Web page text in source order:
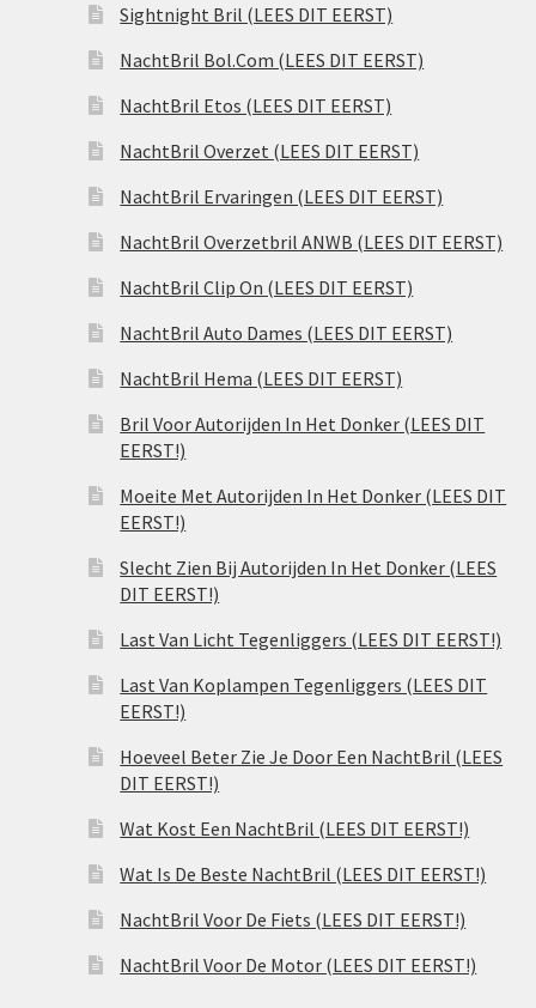
Sightnight Bril (LEES DIT EERST)
NachtBril Bol.Com (LEES DIT EERST)
NachtBril Etos (LEES DIT EERST)
NachtBril Overzet (LEES DIT EERST)
NachtBril Ervaringen (LEES DIT EERST)
NachtBril Overzetbril ANWB (LEES DIT EERST)
NachtBril Clip On (LEES DIT EERST)
NachtBril Auto Dames (LEES DIT EERST)
NachtBril Hema (LEES DIT EERST)
Bril Voor Autorijden In Het Donker (LEES DIT
EERST!)
Moeite Met Autorijden In Het Donker (LEES DIT
EERST!)
Slecht Zien Bij Autorijden In Het Donker (LEES
DIT EERST!)
Last Van Licht Tegenliggers (LEES DIT EERST!)
Last Van Koplampen Tegenliggers (LEES DIT
EERST!)
Hoeveel Beter Zie Je Door Een NachtBril (LEES
DIT EERST!)
Wat Kost Een NachtBril (LEES DIT EERST!)
Wat Is De Beste NachtBril (LEES DIT EERST!)
NachtBril Voor De Fiets (LEES DIT EERST!)
NachtBril Voor De Motor (LEES DIT EERST!)